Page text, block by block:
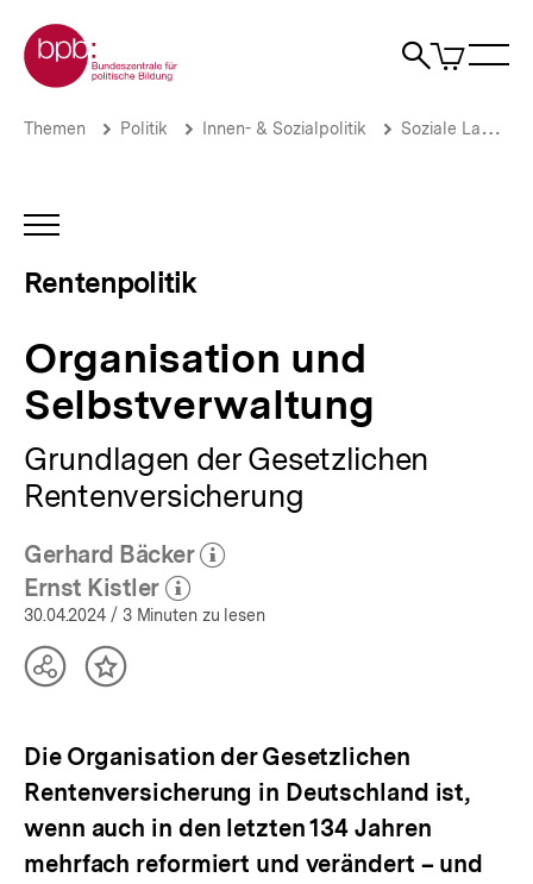
zum
Seiteninhalt
springen
Zur Startseite der bpb
Suche
Artikel
im
Organisation
Rentenpolitik
Brotkrümelnavigation
Pfadnavigation
Themen Politik Innen- & Sozialpolitik Soziale Lage
INHALTSNAVIGATION
Rentenpolitik
Organisation und
Selbstverwaltung
Grundlagen der Gesetzlichen
Rentenversicherung
Gerhard Bäcker
(Mehr zum Autor)
Ernst Kistler
(Mehr zum Autor)
öffnen
30.04.2024 / 3 Minuten zu lesen
TeilenInhalt
Die Organisation der Gesetzlichen
Rentenversicherung in Deutschland ist,
wenn auch in den letzten 134 Jahren
mehrfach reformiert und verändert – und